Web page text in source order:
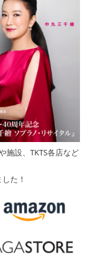
施設、TKTS各店など
た！